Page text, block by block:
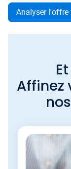
Analyser
Affinez